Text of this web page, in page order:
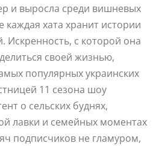
и выросла среди вишневых
каждая хата хранит истории
Искренность, с которой она
своей жизнью,
популярных украинских
11 сезона шоу
о сельских буднях,
лавки и семейных моментах
подписчиков не гламуром,